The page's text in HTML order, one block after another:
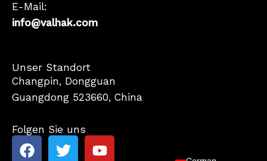
E-Mail:
info@valhak.com
Unser Standort
Changpin, Dongguan
Guangdong 523660, China
Folgen Sie uns
F
a
T
w
Y
o